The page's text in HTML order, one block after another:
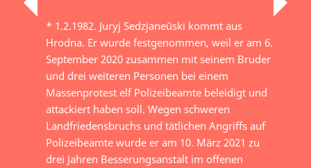
* 1.2.1982. Juryj Sedzjaneŭski kommt aus
Hrodna. Er wurde festgenommen, weil er am 6.
September 2020 zusammen mit seinem Bruder
und drei weiteren Personen bei einem
Massenprotest elf Polizeibeamte beleidigt und
attackiert haben soll. Wegen schweren
Landfriedensbruchs und tätlichen Angriffs auf
Polizeibeamte wurde er am 10. März 2021 zu
drei Jahren Besserungsanstalt im offenen